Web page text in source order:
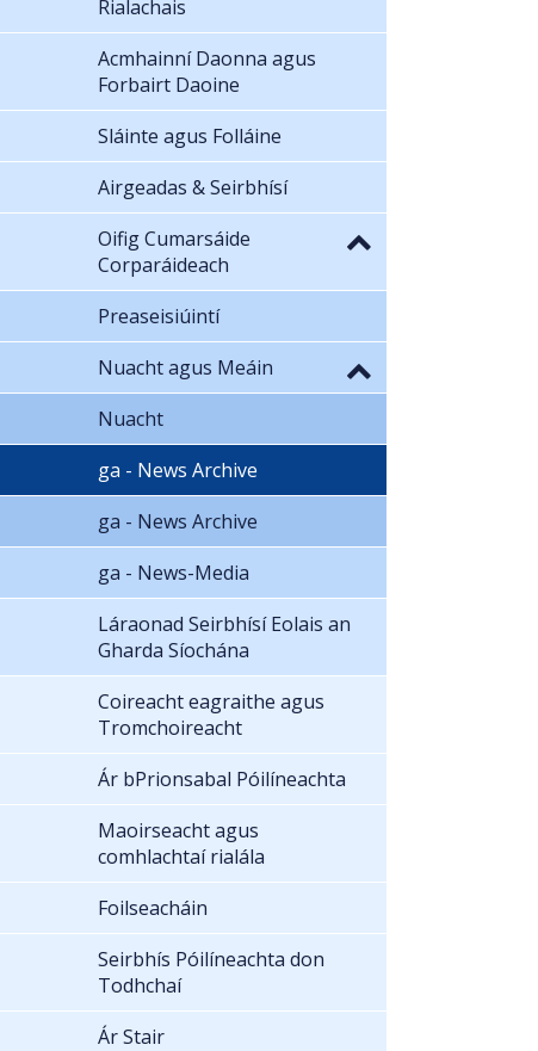
Rialachais
Acmhainní Daonna agus
Forbairt Daoine
Sláinte agus Folláine
Airgeadas & Seirbhísí
Oifig Cumarsáide
Corparáideach
Preaseisiúintí
Nuacht agus Meáin
Nuacht
ga - News Archive
ga - News Archive
ga - News-Media
Láraonad Seirbhísí Eolais an
Gharda Síochána
Coireacht eagraithe agus
Tromchoireacht
Ár bPrionsabal Póilíneachta
Maoirseacht agus
comhlachtaí rialála
Foilseacháin
Seirbhís Póilíneachta don
Todhchaí
Ár Stair